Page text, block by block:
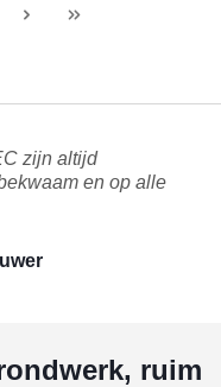
zijn altijd
en op alle
ruim